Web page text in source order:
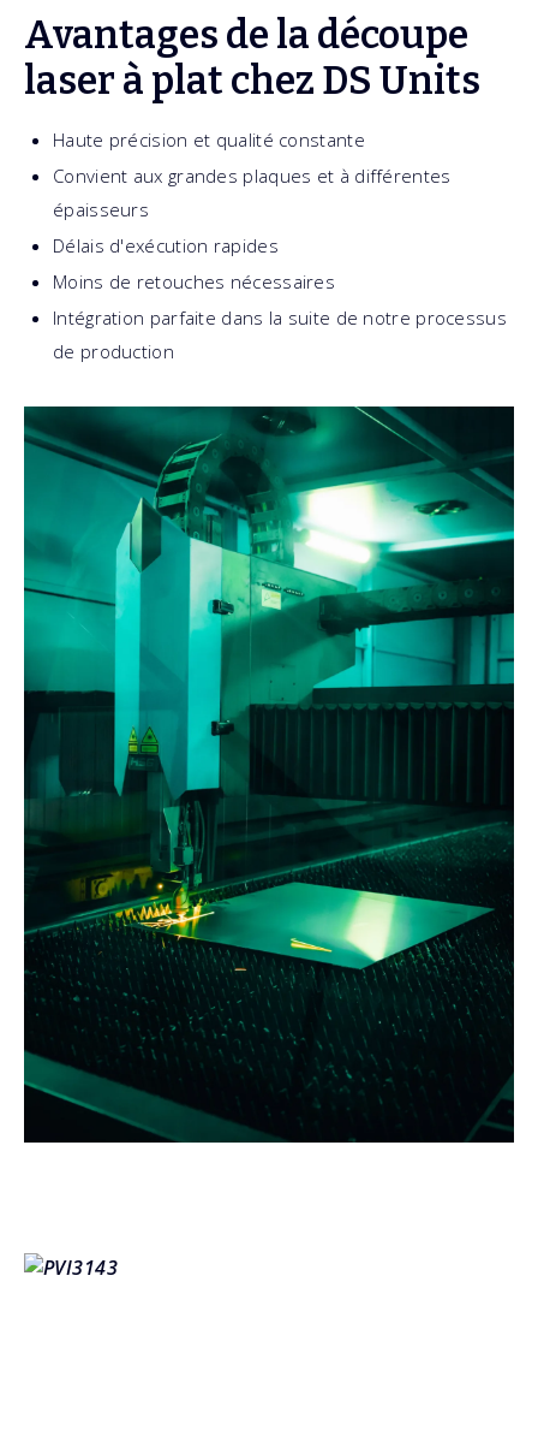
Pièces en tôle pour la construction
Pièces de machines et de châssis
La fabrication sur mesure et en série
soudage)
Avantages de la découpe
laser à plat chez DS Units
Haute précision et qualité constante
Convient aux grandes plaques et à différentes
épaisseurs
Délais d'exécution rapides
Moins de retouches nécessaires
Intégration parfaite dans la suite de notre processus
de production